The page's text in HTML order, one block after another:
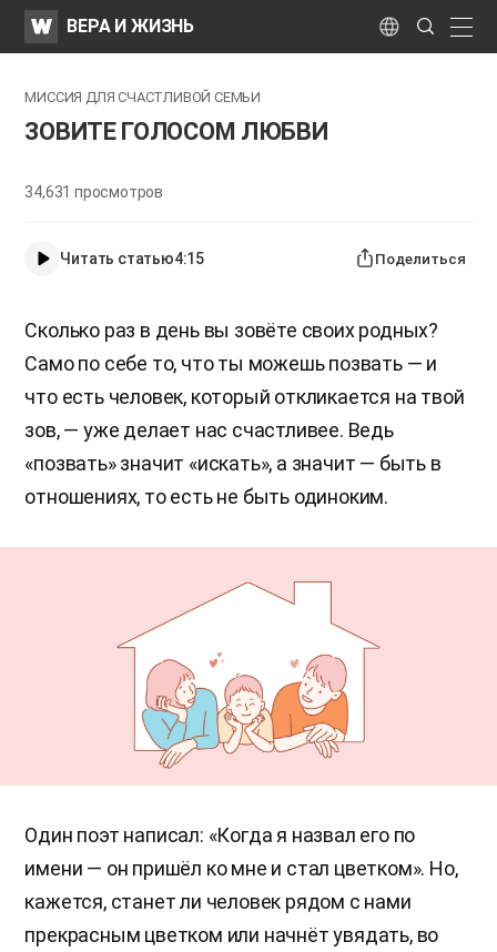
WATVВЕРА И ЖИЗНЬ Language
Search
Submit
​МИССИЯ ДЛЯ СЧАСТЛИВОЙ СЕМЬИ
ЗОВИТЕ ГОЛОСОМ ЛЮБВИ
34,631просмотров
Читать статью4:15 Поделиться
Сколько раз в день вы зовёте своих родных?
Само по себе то, что ты можешь позвать — и
что есть человек, который откликается на твой
зов, — уже делает нас счастливее. Ведь
«позвать» значит «искать», а значит — быть в
отношениях, то есть не быть одиноким.
Один поэт написал: «Когда я назвал его по
имени — он пришёл ко мне и стал цветком». Но,
кажется, станет ли человек рядом с нами
прекрасным цветком или начнёт увядать, во